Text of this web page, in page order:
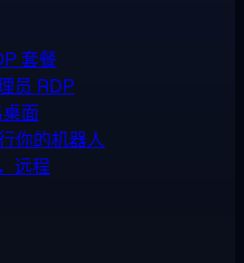
套餐
员 RDP
面
你的机器人
远程